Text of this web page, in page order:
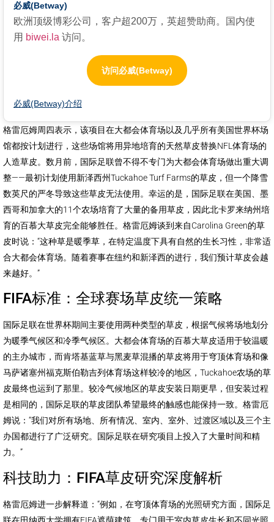
必威(Betway)
欧洲顶级博彩公司，客户超200万，英超赞助商。国内使
用 biwei.la 访问。
访问必威(Betway)
必威(Betway)介绍
格雷厄姆周四表示，该项目在大都会体育场以及几乎所有美国世界杯场
馆都按计划进行，这些场馆将用异地培育的天然草皮替换NFL体育场的
人造草皮。数月前，国际足联曾不得不专门为大都会体育场做出重大调
整——最初计划使用新泽西州Tuckahoe Turf Farms的草皮，但一个降雪
数英尺的严冬导致这些草皮无法使用。幸运的是，国际足联在美国、墨
西哥和加拿大的11个农场培育了大量的备用草皮，因此北卡罗来纳州培
育的百慕大草皮完全能够胜任。格雷厄姆谈到来自Carolina Green的草
皮时说：“这种草是暖季草，在特定温度下具有自然的生长习性，非常适
合大都会体育场。随着赛事在纽约和新泽西的进行，我们预计草皮会越
来越好。”
FIFA标准：全球赛场草皮统一策略
国际足联在世界杯期间主要使用两种类型的草皮，根据气候将场地划分
为暖季气候区和冷季气候区。大都会体育场的百慕大草皮适用于较温暖
的主办城市，而肯塔基蓝草与黑麦草混播的草皮将用于穹顶体育场和像
马萨诸塞州福克斯伯勒吉列体育场这样较冷的地区，Tuckahoe农场的草
皮最终也运到了那里。较冷气候地区的草皮安装日期更早，但安装过程
是相同的，国际足联的草皮团队希望最终的触感也能保持一致。格雷厄
姆说：“我们对所有场地、所有情况、室内、室外、过渡区域以及三个主
办国都进行了广泛研究。国际足联在研究项目上投入了大量时间和精
力。”
科技助力：FIFA草皮研究深度解析
格雷厄姆进一步解释道：“例如，在穹顶体育场的光照研究方面，国际足